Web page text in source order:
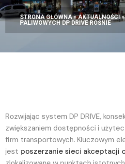
STRONA GŁÓWNA»AKTUALNOŚCI
PALIWOWYCH DP DRIVE ROŚNIE
Rozwijając system DP DRIVE,
zwiększaniem dostępności i
firm transportowych. Kluczowym
jest poszerzanie sieci akceptacji